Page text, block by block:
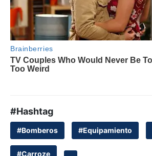
#Hashtag
#Bomberos #Equipamiento
#Carroze